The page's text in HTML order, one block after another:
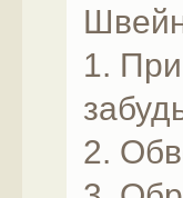
1.
2.